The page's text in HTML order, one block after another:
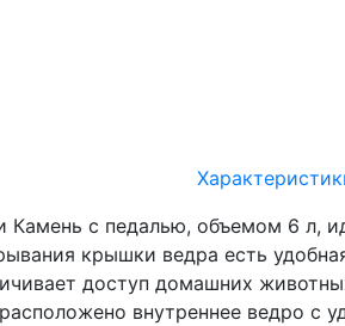
Камень с педалью, объемом 6 л,
крышки ведра есть
доступ домашних
внутреннее ведро